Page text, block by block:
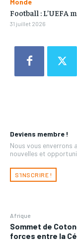
Deviens membre !
Nous vous enverrons
nouvelles et
S'INSCRIRE !
Afrique
Sommet de
forces entre la
Football : L’UEFA
31 juillet 2026